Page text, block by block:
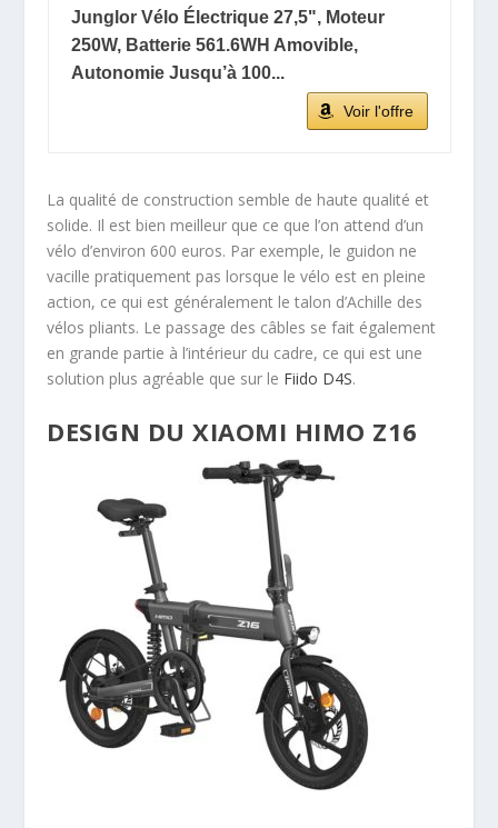
Junglor Vélo Électrique 27,5", Moteur
250W, Batterie 561.6WH Amovible,
Autonomie Jusqu’à 100...
Voir l'offre
La qualité de construction semble de haute qualité et
solide. Il est bien meilleur que ce que l’on attend d’un
vélo d’environ 600 euros. Par exemple, le guidon ne
vacille pratiquement pas lorsque le vélo est en pleine
action, ce qui est généralement le talon d’Achille des
vélos pliants. Le passage des câbles se fait également
en grande partie à l’intérieur du cadre, ce qui est une
solution plus agréable que sur le Fiido D4S.
DESIGN DU XIAOMI HIMO Z16